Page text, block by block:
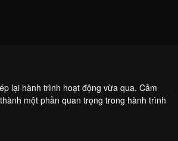
lại hành trình hoạt động vừa qua. Cảm
một phần quan trọng trong hành trình